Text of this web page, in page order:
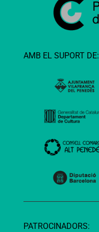
AMB EL SUPORT DE:
PATROCINADORS: